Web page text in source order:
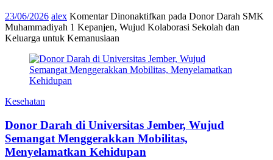
23/06/2026 alex Komentar Dinonaktifkan pada Donor Darah SMK
Muhammadiyah 1 Kepanjen, Wujud Kolaborasi Sekolah dan
Keluarga untuk Kemanusiaan
Kesehatan
Donor Darah di Universitas Jember, Wujud
Semangat Menggerakkan Mobilitas,
Menyelamatkan Kehidupan